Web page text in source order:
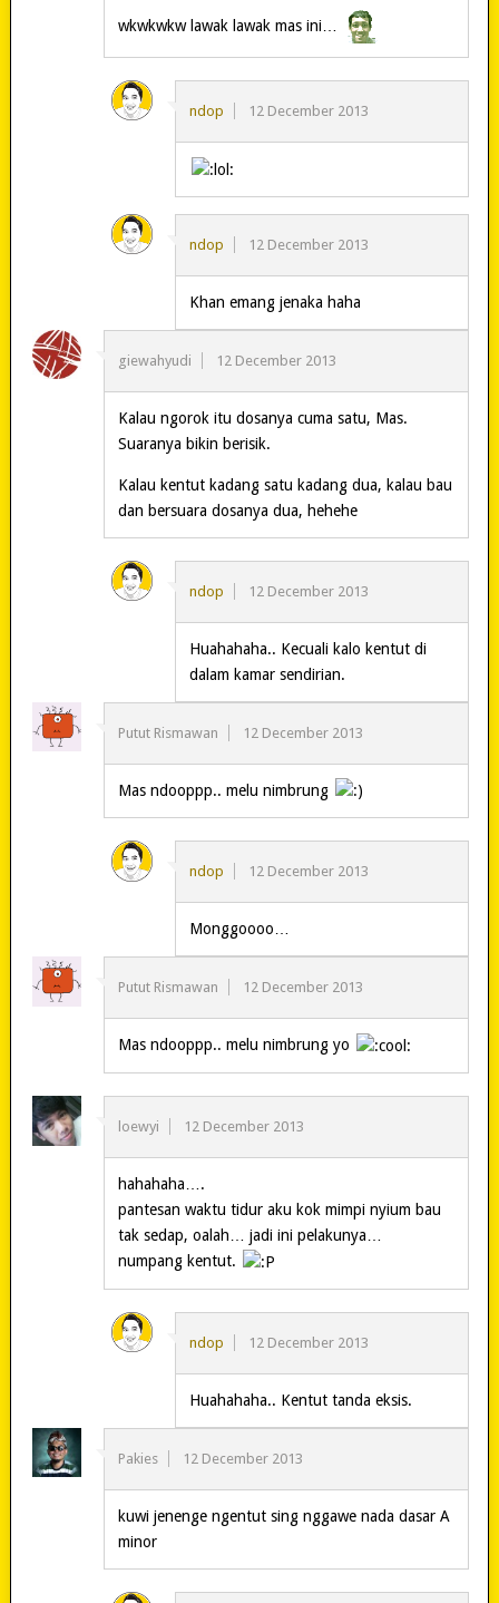
wkwkwkw lawak lawak mas ini…
ndop 12 December 2013
ndop 12 December 2013
Khan emang jenaka haha
giewahyudi 12 December 2013
Kalau ngorok itu dosanya cuma satu, Mas.
Suaranya bikin berisik.
Kalau kentut kadang satu kadang dua, kalau bau
dan bersuara dosanya dua, hehehe
ndop 12 December 2013
Huahahaha.. Kecuali kalo kentut di
dalam kamar sendirian.
Putut Rismawan 12 December 2013
Mas ndooppp.. melu nimbrung
ndop 12 December 2013
Monggoooo…
Putut Rismawan 12 December 2013
Mas ndooppp.. melu nimbrung yo
loewyi 12 December 2013
hahahaha….
pantesan waktu tidur aku kok mimpi nyium bau
tak sedap, oalah… jadi ini pelakunya…
numpang kentut.
ndop 12 December 2013
Huahahaha.. Kentut tanda eksis.
Pakies 12 December 2013
kuwi jenenge ngentut sing nggawe nada dasar A
minor